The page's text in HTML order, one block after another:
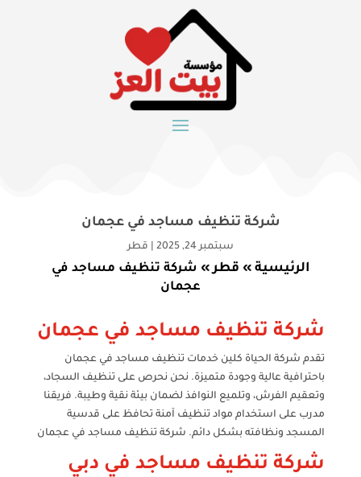
شركة تنظيف مساجد في عجمان
سبتمبر 24, 2025 قطر
الرئيسية » قطر» شركة تنظيف مساجد في
عجمان
شركة تنظيف مساجد في عجمان
تقدم شركة الحياة كلين خدمات تنظيف مساجد في عجمان
باحترافية عالية وجودة متميزة. نحن نحرص على تنظيف السجاد،
وتعقيم الفرش، وتلميع النوافذ لضمان بيئة نقية وطيبة. فريقنا
مدرب على استخدام مواد تنظيف آمنة تحافظ على قدسية
المسجد ونظافته بشكل دائم. شركة تنظيف مساجد في عجمان
شركة تنظيف مساجد في دبي